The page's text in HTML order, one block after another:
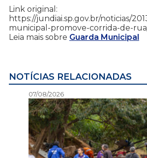
Link original:
https://jundiai.sp.gov.br/noticias/
municipal-promove-corrida-de-
Leia mais sobre Guarda Municipal
NOTÍCIAS RELACIONADAS
07/08/2026